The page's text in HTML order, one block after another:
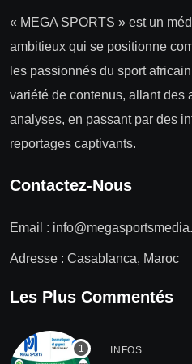
« MEGA SPORTS » est un
ambitieux qui se positionne
les passionnés du sport
variété de contenus, allant des
analyses, en passant par des
reportages captivants.
Contactez-Nous
Email :
Adresse : Casablanca, Maroc
Les Plus Commentés
INFOS